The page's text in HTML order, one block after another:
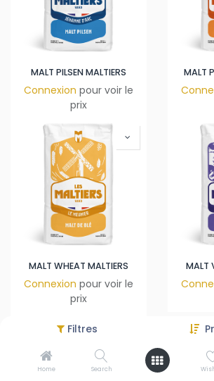
Filtres
Home Search
MALT PILSEN MALTIERS
Connexion pour voir le
prix
MALT
MALT WHEAT MALTIERS
Connexion pour voir le
prix
MALT